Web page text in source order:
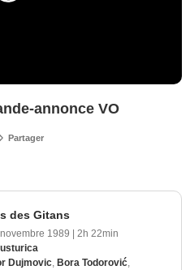
annonce VO
Partager
des Gitans
1989 | 2h 22min
Dujmovic Bora Todorović